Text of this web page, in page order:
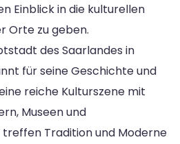
Einblick in die kulturellen
Orte zu geben.
des Saarlandes in
für seine Geschichte und
reiche Kulturszene mit
Museen und
Tradition und Moderne